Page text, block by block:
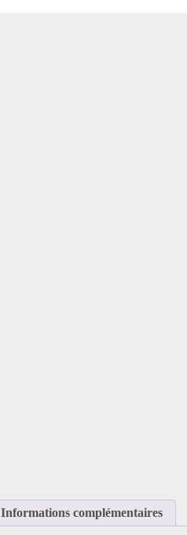
Informations complémentaires